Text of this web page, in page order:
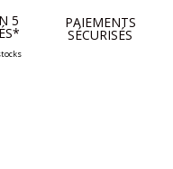
5 PAIEMENTS
SÉCURISÉS